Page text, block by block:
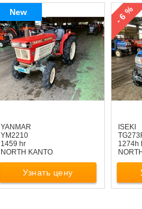
New
YANMAR
YM2210
1459 hr
NORTH KANTO
Узнать цену
- 6 %
ISEKI
1274h